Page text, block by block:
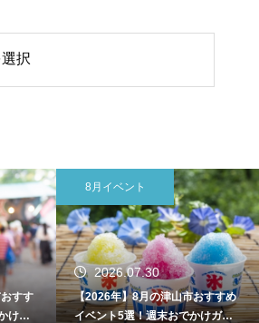
すすめ
けガイ
東広島市
2026.07.30
【2026年】8月の東広島市おすす
めイベント5選！週末おでかけガ